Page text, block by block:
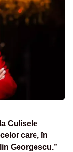
Culisele
care, în
Georgescu.”